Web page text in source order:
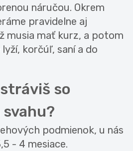
náručou. Okrem
pravidelne aj
musia mať kurz, a potom
korčúľ, saní a do
so
podmienok, u nás
- 4 mesiace.